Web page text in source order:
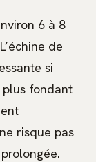
6 à 8
de
si
fondant
risque pas